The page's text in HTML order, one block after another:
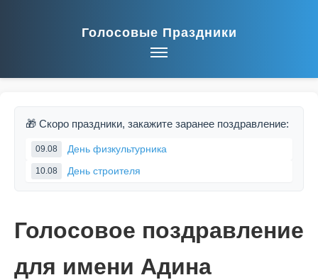
Голосовые Праздники
🎁 Скоро праздники, закажите заранее поздравление:
09.08 День физкультурника
10.08 День строителя
Голосовое поздравление
для имени Адина